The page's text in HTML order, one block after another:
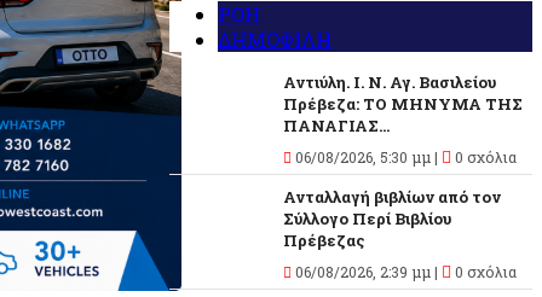
ΡΟΗ
ΔΗΜΟΦΙΛΗ
Αντιύλη. Ι. Ν. Αγ. Βασιλείου
Πρέβεζα: ΤΟ ΜΗΝΥΜΑ ΤΗΣ
ΠΑΝΑΓΙΑΣ...
06/08/2026, 5:30 μμ | 0 σχόλια
Ανταλλαγή βιβλίων από τον
Σύλλογο Περί Βιβλίου
Πρέβεζας
06/08/2026, 2:39 μμ | 0 σχόλια